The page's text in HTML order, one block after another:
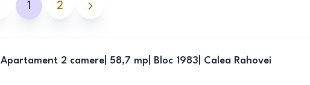
1 2
Apartament 2 camere| 58,7 mp| Bloc 1983| Calea Rahovei